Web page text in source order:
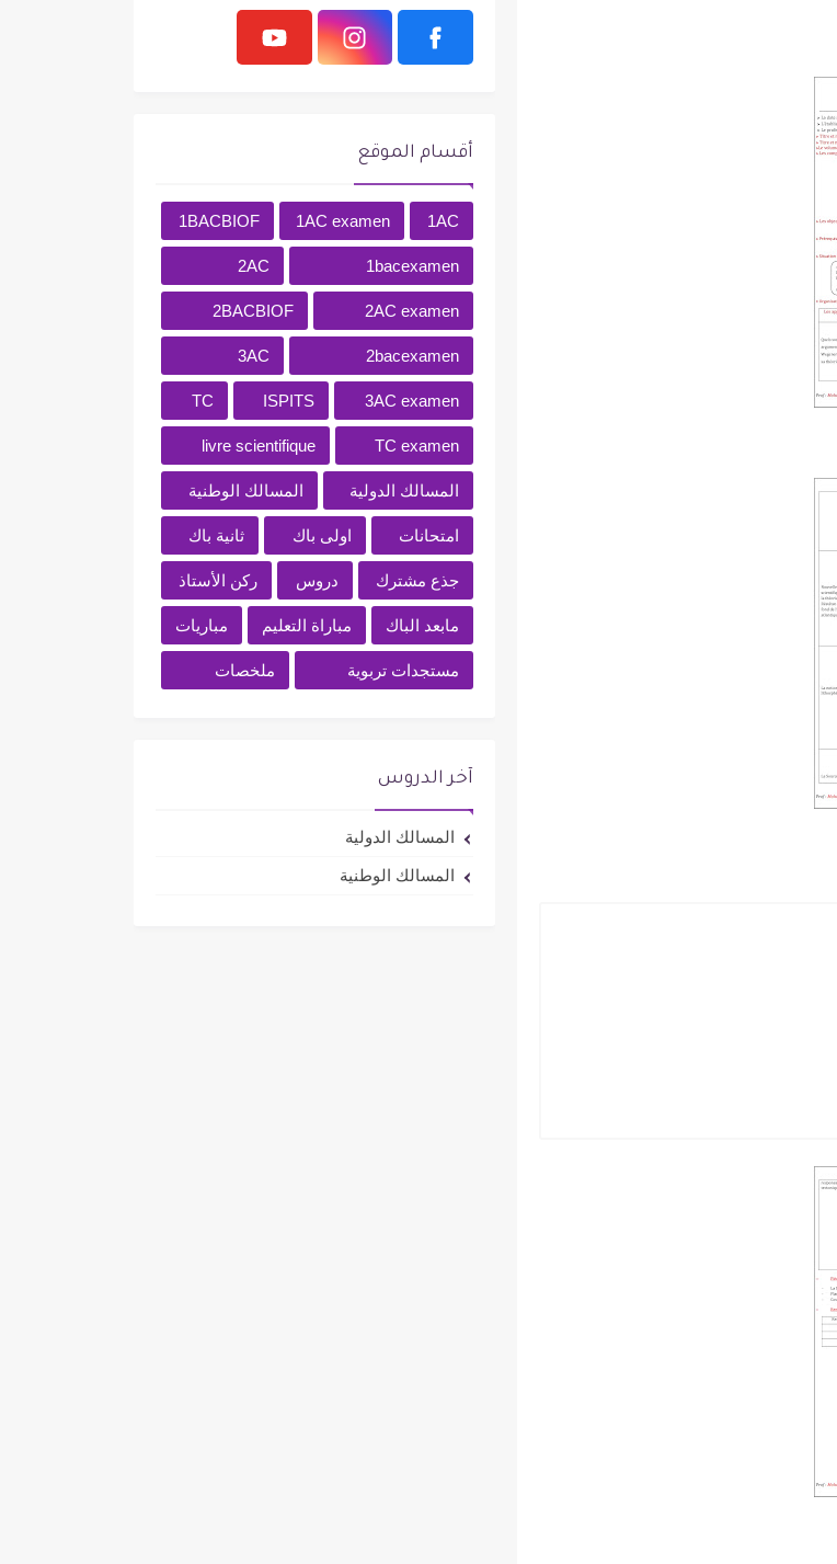
أقسام الموقع
1AC
1AC examen
1BACBIOF
1bacexamen
2AC
2AC examen
2BACBIOF
2bacexamen
3AC
3AC examen
ISPITS
TC
TC examen
livre scientifique
المسالك الدولية المسالك الوطنية
امتحانات اولى باك ثانية باك
جذع مشترك دروس ركن الأستاذ
مابعد الباك مباراة التعليم مباريات
مستجدات تربوية ملخصات
آخر الدروس
المسالك الدولية
المسالك الوطنية